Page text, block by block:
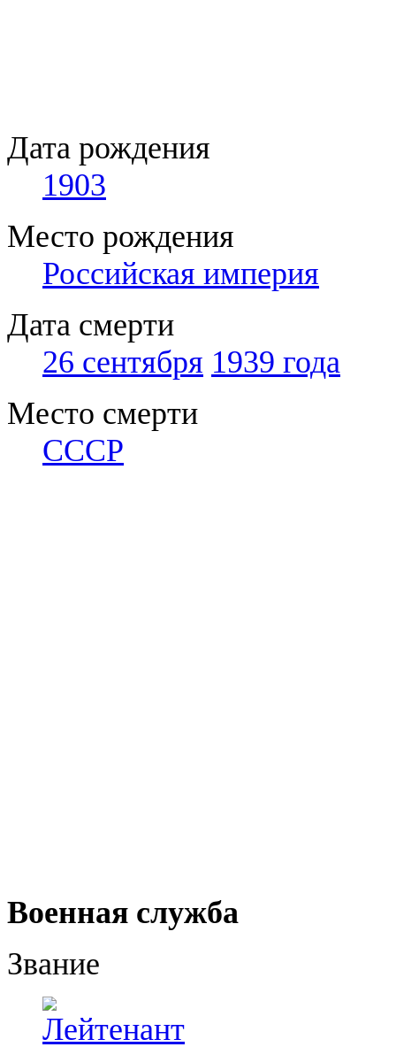
Дата рождения
1903
Место рождения
Российская империя
Дата смерти
26 сентября 1939 года
Место смерти
СССР
Военная служба
Звание